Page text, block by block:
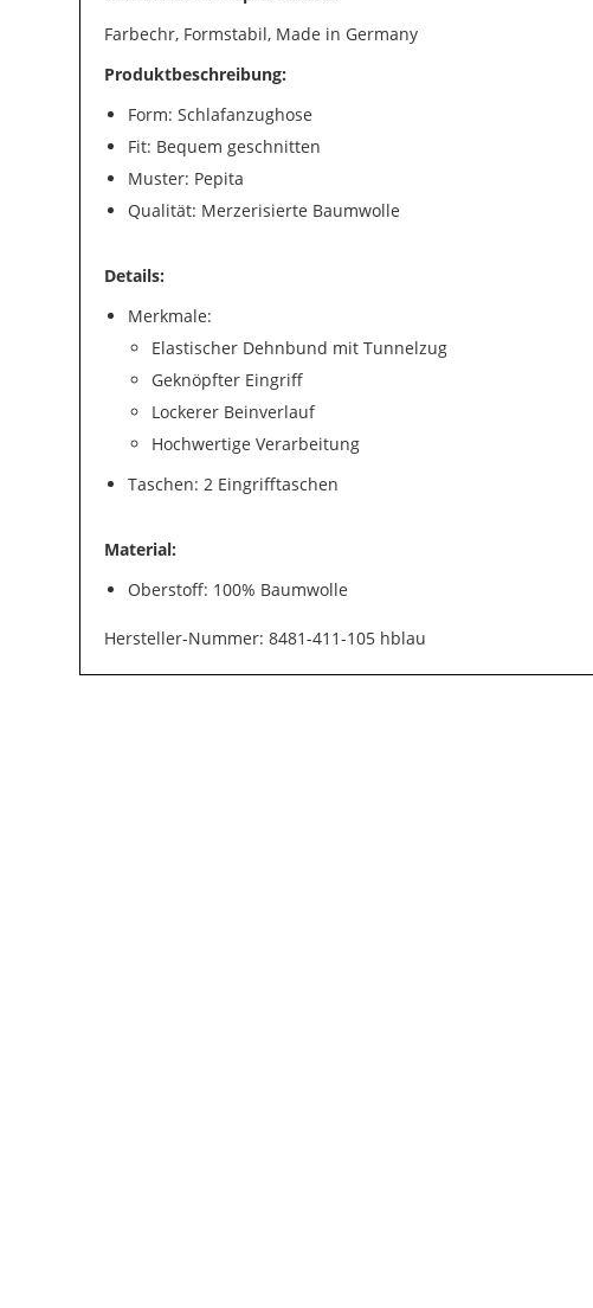
Farbechr, Formstabil, Made in Germany
Produktbeschreibung:
Form: Schlafanzughose
Fit: Bequem geschnitten
Muster: Pepita
Qualität: Merzerisierte Baumwolle
Details:
Merkmale:
Elastischer Dehnbund mit Tunnelzug
Geknöpfter Eingriff
Lockerer Beinverlauf
Hochwertige Verarbeitung
Taschen: 2 Eingrifftaschen
Material:
Oberstoff: 100% Baumwolle
Hersteller-Nummer: 8481-411-105 hblau